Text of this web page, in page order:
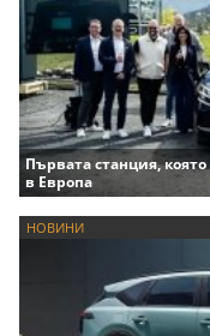
Първата станция,
в Европа
НОВИНИ